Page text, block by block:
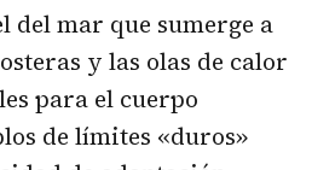
del mar que sumerge a
y las olas de calor
para el cuerpo
de límites «duros»